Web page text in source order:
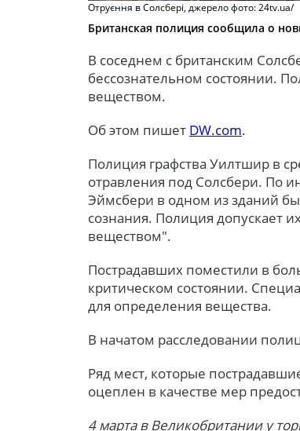
Отруєння в Солсбері, джерело фото: 24tv.ua/
Британская полиция сообщила о
В соседнем с британским
бессознательном состоянии.
веществом.
Об этом пишет DW.com.
Полиция графства Уилтшир в
отравления под Солсбери. По
Эймсбери в одном из зданий
сознания. Полиция допускает
веществом".
Пострадавших поместили в
критическом состоянии.
для определения вещества.
В начатом расследовании
Ряд мест, которые
оцеплен в качестве мер
4 марта в Великобритании у